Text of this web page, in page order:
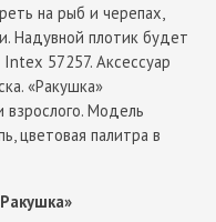
на рыб и черепах,
Надувной плотик будет
57257. Аксессуар
«Ракушка»
взрослого. Модель
цветовая палитра в